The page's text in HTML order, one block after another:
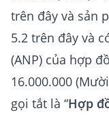
trên đây và sản
5.2 trên đây và
(ANP) của hợp
16.000.000
gọi tắt là “Hợp